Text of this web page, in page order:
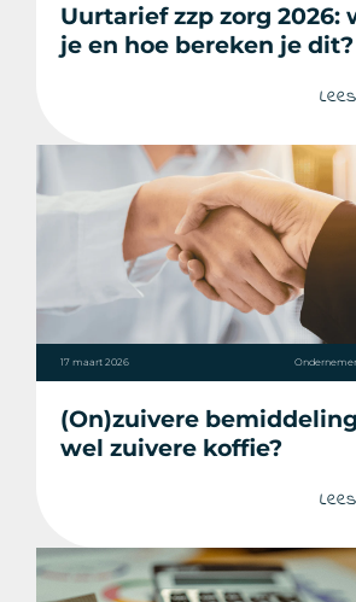
Uurtarief zzp zorg 2026:
je en hoe bereken je dit?
17 maart 2026
(On)zuivere
wel zuivere koffie?